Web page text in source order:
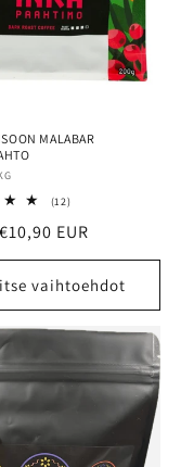
MALABAR
(12)12
yhteensä
EUR
vaihtoehdot